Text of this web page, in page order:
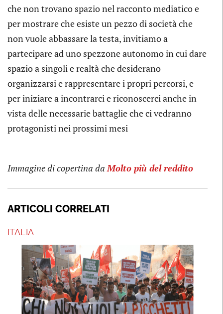
che non trovano spazio nel racconto mediatico e
per mostrare che esiste un pezzo di società che
non vuole abbassare la testa, invitiamo a
partecipare ad uno spezzone autonomo in cui dare
spazio a singoli e realtà che desiderano
organizzarsi e rappresentare i propri percorsi, e
per iniziare a incontrarci e riconoscerci anche in
vista delle necessarie battaglie che ci vedranno
protagonisti nei prossimi mesi
Immagine di copertina daMolto più del reddito
ARTICOLI CORRELATI
ITALIA